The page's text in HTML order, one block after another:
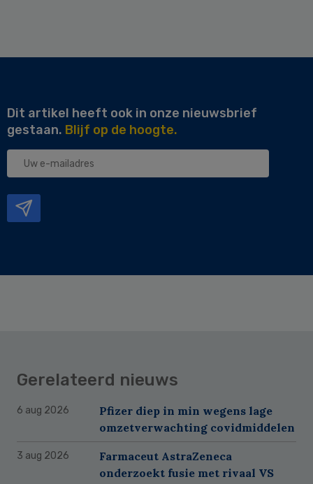
Dit artikel heeft ook in onze nieuwsbrief
gestaan. Blijf op de hoogte.
Uw
Gerelateerd nieuws
6 aug 2026
Pfizer diep in min wegens lage
omzetverwachting covidmiddelen
3 aug 2026
Farmaceut AstraZeneca
onderzoekt fusie met rivaal VS